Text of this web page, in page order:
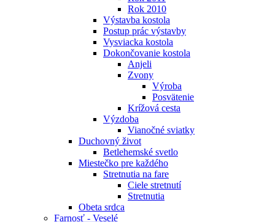
Rok 2010
Výstavba kostola
Postup prác výstavby
Vysviacka kostola
Dokončovanie kostola
Anjeli
Zvony
Výroba
Posvätenie
Krížová cesta
Výzdoba
Vianočné sviatky
Duchovný život
Betlehemské svetlo
Miestečko pre každého
Stretnutia na fare
Ciele stretnutí
Stretnutia
Obeta srdca
Farnosť - Veselé